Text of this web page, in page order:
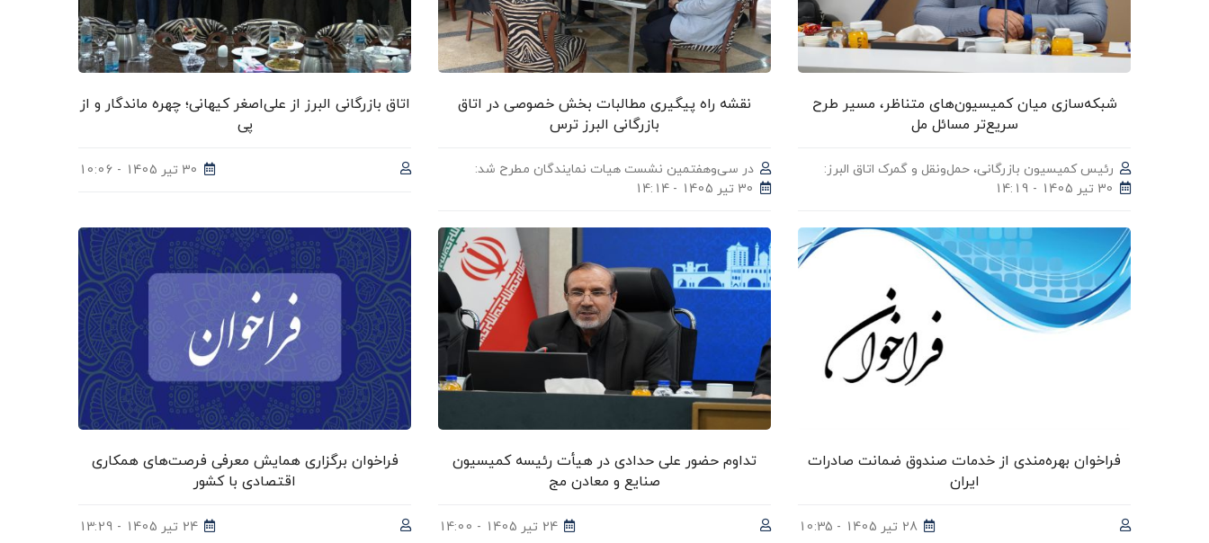
شبکه‌سازی میان کمیسیون‌های متناظر، مسیر طرح
سریع‌تر مسائل مل
رئیس کمیسیون بازرگانی، حمل‌ونقل و گمرک اتاق البرز:
30 تیر 1405 - 14:19
نقشه راه پیگیری مطالبات بخش خصوصی در اتاق
بازرگانی البرز ترس
در سی‌وهفتمین نشست هیات نمایندگان مطرح شد:
30 تیر 1405 - 14:14
اتاق بازرگانی البرز از علی‌اصغر کیهانی؛ چهره ماندگار و از
پی
30 تیر 1405 - 10:06
فراخوان بهره‌مندی از خدمات صندوق ضمانت صادرات
ایران
28 تیر 1405 - 10:35
تداوم حضور علی حدادی در هیأت‌ رئیسه کمیسیون
صنایع و معادن مج
24 تیر 1405 - 14:00
فراخوان برگزاری همایش معرفی فرصت‌های همکاری
اقتصادی با کشور
24 تیر 1405 - 13:29